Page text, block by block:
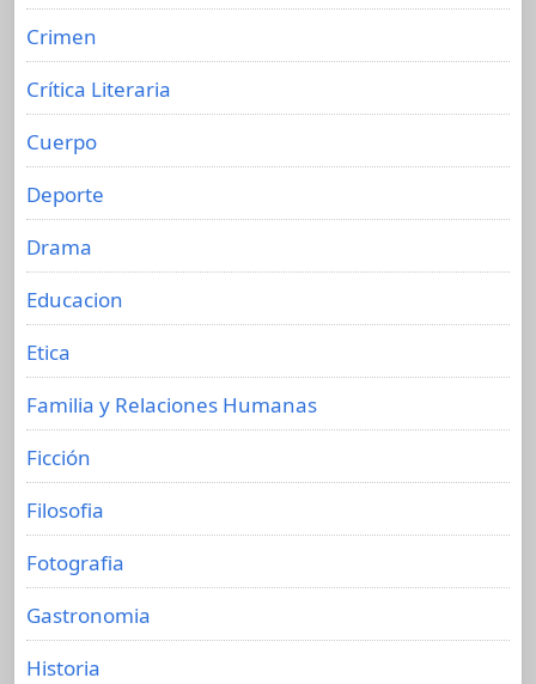
Crimen
Crítica Literaria
Cuerpo
Deporte
Drama
Educacion
Etica
Familia y Relaciones Humanas
Ficción
Filosofia
Fotografia
Gastronomia
Historia